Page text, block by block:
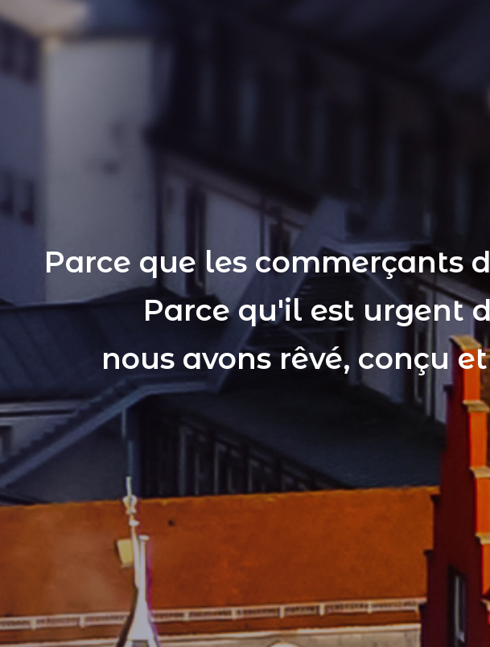
Parce que les commerçants
Parce qu'il est urgent
nous avons rêvé, conçu